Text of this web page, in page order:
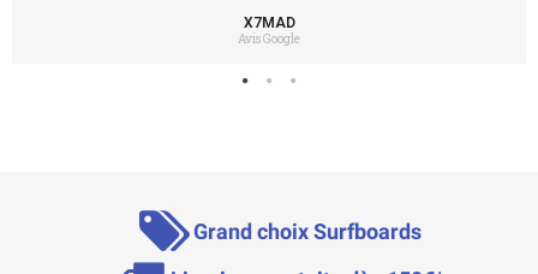
X7MAD
Avis Google
Grand choix Surfboards